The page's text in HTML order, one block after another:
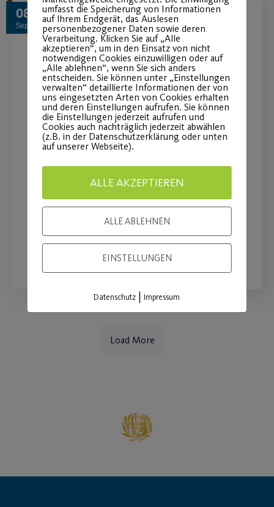
08
Sep.
You’ve got to move it !
Bewegungsangebot ab dem 14.09.22
Load More
umfasst die Speicherung von Informationen
auf Ihrem Endgerät, das Auslesen
personenbezogener Daten sowie deren
Verarbeitung. Klicken Sie auf „Alle
akzeptieren“, um in den Einsatz von nicht
notwendigen Cookies einzuwilligen oder auf
„Alle ablehnen“, wenn Sie sich anders
entscheiden. Sie können unter „Einstellungen
verwalten“ detaillierte Informationen der von
uns eingesetzten Arten von Cookies erhalten
und deren Einstellungen aufrufen. Sie können
die Einstellungen jederzeit aufrufen und
Cookies auch nachträglich jederzeit abwählen
(z.B. in der Datenschutzerklärung oder unten
auf unserer Webseite).
ALLE AKZEPTIEREN
ALLE ABLEHNEN
EINSTELLUNGEN
Datenschutz |Impressum